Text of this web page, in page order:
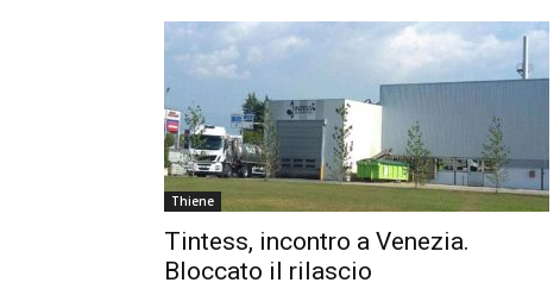
Thiene
Tintess, incontro a Venezia.
Bloccato il rilascio